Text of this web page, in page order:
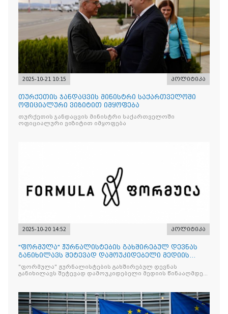
2025-10-21 10:15 პოლიტიკა
თურქეთის ჯანდაცვის მინისტრი საქართველოში
ოფიციალური ვიზიტით იმყოფება
თურქეთის ჯანდაცვის მინისტრი საქართველოში
ოფიციალური ვიზიტით იმყოფება
2025-10-20 14:52 პოლიტიკა
"ფორმულა" ჟურნალისტების გახშირებულ დევნას
განიხილავს შეტევად დამოუკიდებელი მედიის
წინააღმდ
"ფორმულა" ჟურნალისტების გახშირებულ დევნას
განიხილავს შეტევად დამოუკიდებელი მედიის წინააღმდეგ,